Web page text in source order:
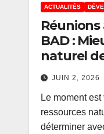
ACTUALITÉS
Réunions
BAD :
naturel
aux pays
JUIN 2, 2026
Le moment
ressources
déterminer